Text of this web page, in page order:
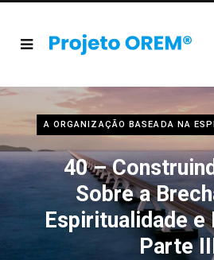
A ORGANIZAÇÃO BASEADA NA
40 –
Sobre a
Espiritualidade
Parte